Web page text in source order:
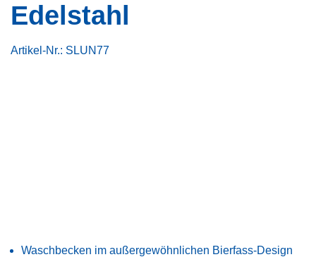
Edelstahl
Artikel-Nr.: SLUN77
Waschbecken im außergewöhnlichen Bierfass-Design